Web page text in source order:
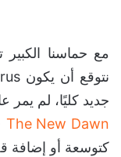
مع حماسنا الكبير
جديد كليًا، لم يمر
The New Dawn
كتوسعة أو إضافة